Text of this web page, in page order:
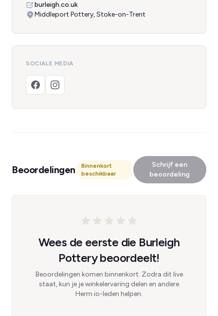
burleigh.co.uk
Middleport Pottery, Stoke-on-Trent
SOCIALE MEDIA
Beoordelingen
Binnenkort
beschikbaar
Schrijf een
beoordeling
Wees de eerste die Burleigh
Pottery beoordeelt!
Beoordelingen komen binnenkort. Zodra dit live
staat, kun je je winkelervaring delen en andere
Herm.io-leden helpen.